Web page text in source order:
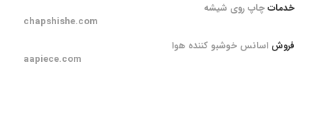
خدماتچاپ روی شیشه
chapshishe.com
فروش اسانس خوشبو کننده هوا
aapiece.com